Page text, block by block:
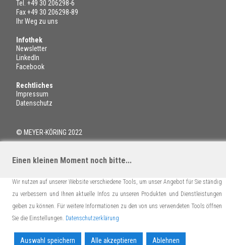
Tel. +49 30 206298-6
Fax +49 30 206298-89
Ihr Weg zu uns
Infothek
Newsletter
LinkedIn
Facebook
Rechtliches
Impressum
Datenschutz
© MEYER-KÖRING 2022
Einen kleinen Moment noch bitte...
Wir nutzen auf unserer Website verschiedene Tools, um unser Angebot für Sie ständig
zu verbessern und Ihnen aktuelle Infos zu unseren Produkten und Dienstleistungen
geben zu können. Für weitere Informationen zu den von uns verwendeten Tools öffnen
Sie die Einstellungen. Datenschutzerklärung
Auswahl speichern Alle akzeptieren Ablehnen